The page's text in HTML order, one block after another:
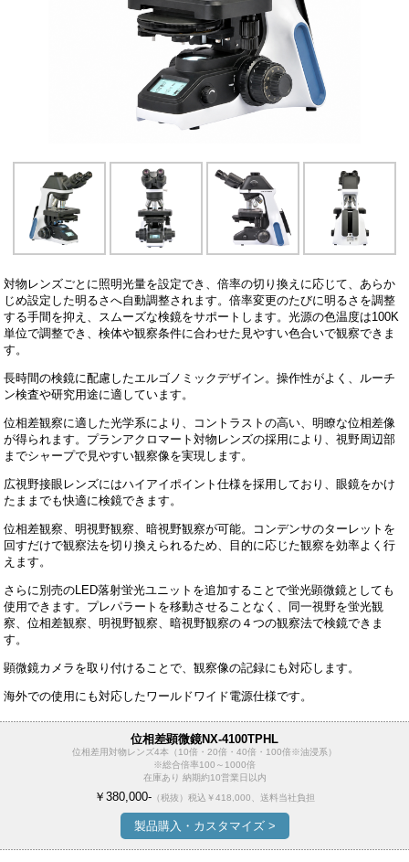
対物レンズごとに照明光量を設定でき、倍率の切り換えに応じて、あらか
じめ設定した明るさへ自動調整されます。倍率変更のたびに明るさを調整
する手間を抑え、スムーズな検鏡をサポートします。光源の色温度は100K
単位で調整でき、検体や観察条件に合わせた見やすい色合いで観察できま
す。
長時間の検鏡に配慮したエルゴノミックデザイン。操作性がよく、ルーチ
ン検査や研究用途に適しています。
位相差観察に適した光学系により、コントラストの高い、明瞭な位相差像
が得られます。プランアクロマート対物レンズの採用により、視野周辺部
までシャープで見やすい観察像を実現します。
広視野接眼レンズにはハイアイポイント仕様を採用しており、眼鏡をかけ
たままでも快適に検鏡できます。
位相差観察、明視野観察、暗視野観察が可能。コンデンサのターレットを
回すだけで観察法を切り換えられるため、目的に応じた観察を効率よく行
えます。
さらに別売のLED落射蛍光ユニットを追加することで蛍光顕微鏡としても
使用できます。プレパラートを移動させることなく、同一視野を蛍光観
察、位相差観察、明視野観察、暗視野観察の４つの観察法で検鏡できま
す。
顕微鏡カメラを取り付けることで、観察像の記録にも対応します。
海外での使用にも対応したワールドワイド電源仕様です。
位相差顕微鏡NX-4100TPHL
位相差用対物レンズ4本（10倍・20倍・40倍・100倍※油浸系）
※総合倍率100～1000倍
在庫あり 納期約10営業日以内
￥380,000- （税抜） 税込￥418,000、送料当社負担
製品購入・カスタマイズ >